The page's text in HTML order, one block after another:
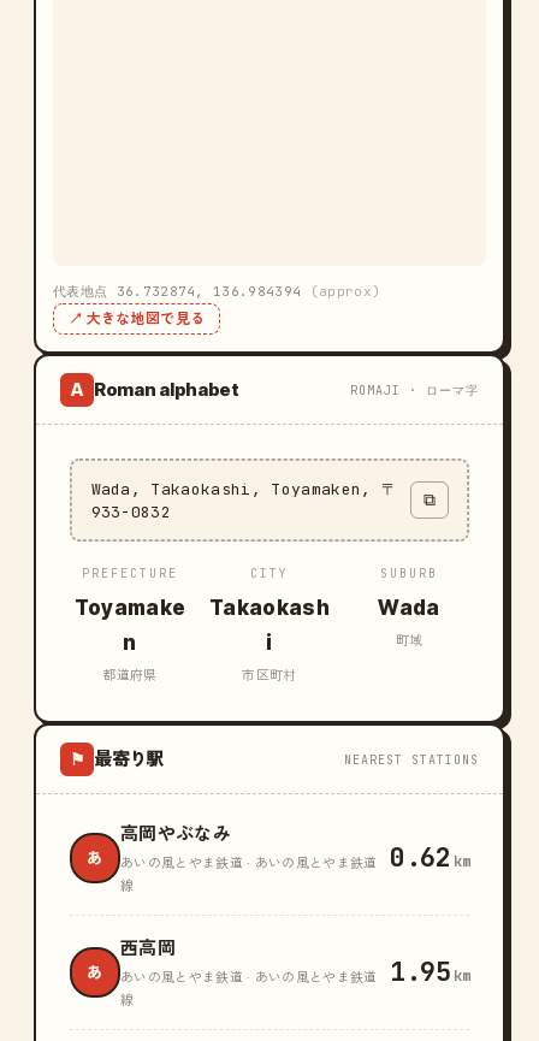
代表地点 36.732874, 136.984394 (approx)
↗ 大きな地図で見る
A Roman alphabet ROMAJI · ローマ字
Wada, Takaokashi, Toyamaken, 〒
933-0832
⧉
PREFECTURE
Toyamake
n
都道府県
CITY
Takaokash
i
市区町村
SUBURB
Wada
町域
⚑ 最寄り駅 NEAREST STATIONS
あ
高岡やぶなみ
あいの風とやま鉄道 · あいの風とやま鉄道
線
0.62 km
あ
西高岡
あいの風とやま鉄道 · あいの風とやま鉄道
線
1.95 km